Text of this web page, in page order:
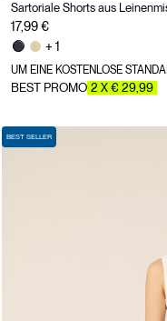
Sartoriale Shorts aus
17,99 €
+ 1
UM EINE KOSTENLOSE
BEST PROMO 2 X € 29,99
BEST SELLER